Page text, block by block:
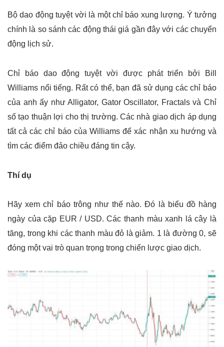
Bộ dao động tuyệt vời là một chỉ báo xung lượng. Ý tưởng
chính là so sánh các động thái giá gần đây với các chuyển
động lịch sử.
Chỉ báo dao động tuyệt vời được phát triển bởi Bill
Williams nổi tiếng. Rất có thể, bạn đã sử dụng các chỉ báo
của anh ấy như Alligator, Gator Oscillator, Fractals và Chỉ
số tạo thuận lợi cho thị trường. Các nhà giao dịch áp dụng
tất cả các chỉ báo của Williams để xác nhận xu hướng và
tìm các điểm đảo chiều đáng tin cậy.
Thí dụ
Hãy xem chỉ báo trông như thế nào. Đó là biểu đồ hàng
ngày của cặp EUR / USD. Các thanh màu xanh lá cây là
tăng, trong khi các thanh màu đỏ là giảm. 1 là đường 0, sẽ
đóng một vai trò quan trọng trong chiến lược giao dịch.